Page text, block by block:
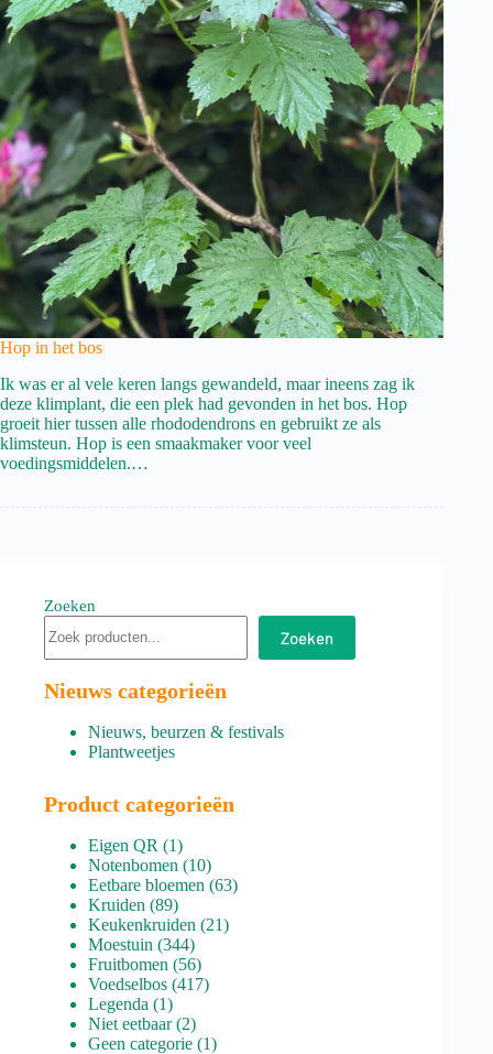
Hop in het bos
Ik was er al vele keren langs gewandeld, maar ineens zag ik
deze klimplant, die een plek had gevonden in het bos. Hop
groeit hier tussen alle rhododendrons en gebruikt ze als
klimsteun. Hop is een smaakmaker voor veel
voedingsmiddelen.…
Zoeken
Zoeken
Nieuws categorieën
Nieuws, beurzen & festivals
Plantweetjes
Product categorieën
Eigen QR 11
product
Notenbomen 1010
producten
Eetbare bloemen 6363
Kruiden 8989
producten
Keukenkruiden 2121
Moestuin 344344
producten
Fruitbomen 5656
producten
Voedselbos 417417
Legenda 11
product
Niet eetbaar 22
producten
Geen categorie 11